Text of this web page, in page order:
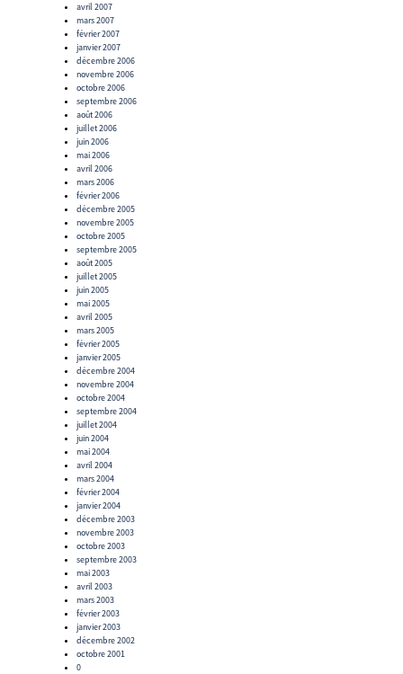
avril 2007
mars 2007
février 2007
janvier 2007
décembre 2006
novembre 2006
octobre 2006
septembre 2006
août 2006
juillet 2006
juin 2006
mai 2006
avril 2006
mars 2006
février 2006
décembre 2005
novembre 2005
octobre 2005
septembre 2005
août 2005
juillet 2005
juin 2005
mai 2005
avril 2005
mars 2005
février 2005
janvier 2005
décembre 2004
novembre 2004
octobre 2004
septembre 2004
juillet 2004
juin 2004
mai 2004
avril 2004
mars 2004
février 2004
janvier 2004
décembre 2003
novembre 2003
octobre 2003
septembre 2003
mai 2003
avril 2003
mars 2003
février 2003
janvier 2003
décembre 2002
octobre 2001
0